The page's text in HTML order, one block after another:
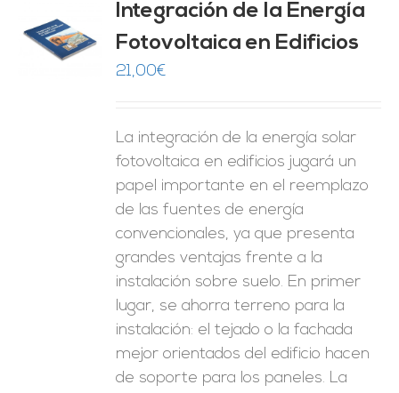
Integración de la Energía
Fotovoltaica en Edificios
21,00€
La integración de la energía solar
fotovoltaica en edificios jugará un
papel importante en el reemplazo
de las fuentes de energía
convencionales, ya que presenta
grandes ventajas frente a la
instalación sobre suelo. En primer
lugar, se ahorra terreno para la
instalación: el tejado o la fachada
mejor orientados del edificio hacen
de soporte para los paneles. La